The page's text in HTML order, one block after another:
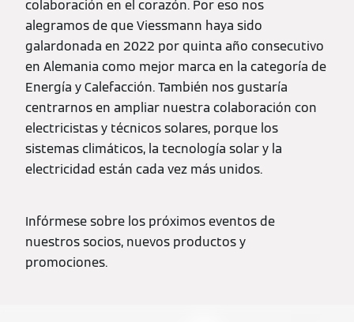
colaboración en el corazón. Por eso nos
alegramos de que Viessmann haya sido
galardonada en 2022 por quinta año consecutivo
en Alemania como mejor marca en la categoría de
Energía y Calefacción. También nos gustaría
centrarnos en ampliar nuestra colaboración con
electricistas y técnicos solares, porque los
sistemas climáticos, la tecnología solar y la
electricidad están cada vez más unidos.
Infórmese sobre los próximos eventos de
nuestros socios, nuevos productos y
promociones.